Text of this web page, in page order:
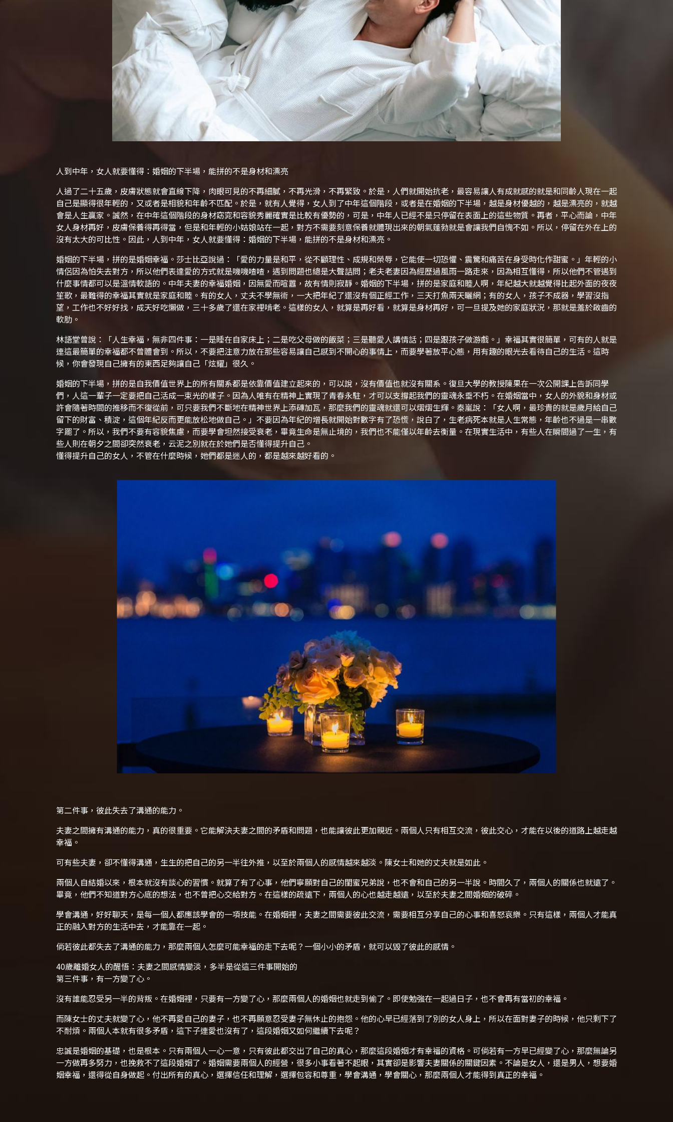
人到中年，女人就要懂得：婚姻的下半場，能拼的不是身材和漂亮
人過了二十五歲，皮膚狀態就會直線下降，肉眼可見的不再細膩，不再光滑，不再緊致。於是，人們就開始抗老，最容易讓人有成就感的就是和同齡人現在一起
自己是顯得很年輕的，又或者是相貌和年齡不匹配。於是，就有人覺得，女人到了中年這個階段，或者是在婚姻的下半場，越是身材優越的，越是漂亮的，就越
會是人生贏家。誠然，在中年這個階段的身材窈窕和容貌秀麗確實是比較有優勢的，可是，中年人已經不是只停留在表面上的這些物質。再者，平心而論，中年
女人身材再好，皮膚保養得再得當，但是和年輕的小姑娘站在一起，對方不需要刻意保養就體現出來的朝氣蓬勃就是會讓我們自愧不如。所以，停留在外在上的
沒有太大的可比性。因此，人到中年，女人就要懂得：婚姻的下半場，能拼的不是身材和漂亮。
婚姻的下半場，拼的是婚姻幸福。莎士比亞說過：「愛的力量是和平，從不顧理性、成規和榮辱，它能使一切恐懼、震驚和痛苦在身受時化作甜蜜。」年輕的小
情侶因為怕失去對方，所以他們表達愛的方式就是嘰嘰喳喳，遇到問題也總是大聲詰問；老夫老妻因為經歷過風雨一路走來，因為相互懂得，所以他們不管遇到
什麼事情都可以是溫情軟語的。中年夫妻的幸福婚姻，因無愛而喧囂，故有情則寂靜。 婚姻的下半場，拼的是家庭和睦人啊，年紀越大就越覺得比起外面的夜夜
笙歌，最難得的幸福其實就是家庭和睦。有的女人，丈夫不學無術，一大把年紀了還沒有個正經工作，三天打魚兩天曬網；有的女人，孩子不成器，學習沒指
望，工作也不好好找，成天好吃懶做，三十多歲了還在家裡啃老。這樣的女人，就算是再好看，就算是身材再好，可一旦提及她的家庭狀況，那就是羞於啟齒的
軟肋。
林語堂曾說：「人生幸福，無非四件事：一是睡在自家床上；二是吃父母做的飯菜；三是聽愛人講情話；四是跟孩子做游戲。」幸福其實很簡單，可有的人就是
連這最簡單的幸福都不曾體會到。所以，不要把注意力放在那些容易讓自己感到不開心的事情上，而要學著放平心態，用有趣的眼光去看待自己的生活。這時
候，你會發現自己擁有的東西足夠讓自己「炫耀」很久。
婚姻的下半場，拼的是自我價值世界上的所有關系都是依靠價值建立起來的，可以說，沒有價值也就沒有關系。復旦大學的教授陳果在一次公開課上告訴同學
們，人這一輩子一定要把自己活成一束光的樣子。因為人唯有在精神上實現了青春永駐，才可以支撐起我們的靈魂永垂不朽。在婚姻當中，女人的外貌和身材或
許會隨著時間的推移而不復從前，可只要我們不斷地在精神世界上添磚加瓦，那麼我們的靈魂就還可以熠熠生輝。秦嵐說：「女人啊，最珍貴的就是歲月給自己
留下的財富、積淀，這個年紀反而更能放松地做自己。」不要因為年紀的增長就開始對數字有了恐慌，說白了，生老病死本就是人生常態，年齡也不過是一串數
字罷了。所以，我們不要有容貌焦慮，而要學會坦然接受衰老，畢竟生命是無止境的，我們也不能僅以年齡去衡量。在現實生活中，有些人在瞬間過了一生，有
些人則在朝夕之間卻突然衰老，云泥之別就在於她們是否懂得提升自己。
懂得提升自己的女人，不管在什麼時候，她們都是迷人的，都是越來越好看的。
第二件事，彼此失去了溝通的能力。
夫妻之間擁有溝通的能力，真的很重要。它能解決夫妻之間的矛盾和問題，也能讓彼此更加親近。兩個人只有相互交流，彼此交心，才能在以後的道路上越走越
幸福。
可有些夫妻，卻不懂得溝通，生生的把自己的另一半往外推，以至於兩個人的感情越來越淡。陳女士和她的丈夫就是如此。
兩個人自結婚以來，根本就沒有談心的習慣。就算了有了心事，他們寧願對自己的閨蜜兄弟說，也不會和自己的另一半說。時間久了，兩個人的關係也就遠了。
畢竟，他們不知道對方心底的想法，也不曾把心交給對方。在這樣的疏遠下，兩個人的心也越走越遠，以至於夫妻之間婚姻的破碎。
學會溝通，好好聊天，是每一個人都應該學會的一項技能。在婚姻裡，夫妻之間需要彼此交流，需要相互分享自己的心事和喜怒哀樂。只有這樣，兩個人才能真
正的融入對方的生活中去，才能靠在一起。
倘若彼此都失去了溝通的能力，那麼兩個人怎麼可能幸福的走下去呢？一個小小的矛盾，就可以毀了彼此的感情。
40歲離婚女人的醒悟：夫妻之間感情變淡，多半是從這三件事開始的
第三件事，有一方變了心。
沒有誰能忍受另一半的背叛。在婚姻裡，只要有一方變了心，那麼兩個人的婚姻也就走到偷了。即使勉強在一起過日子，也不會再有當初的幸福。
而陳女士的丈夫就變了心，他不再愛自己的妻子，也不再願意忍受妻子無休止的抱怨。他的心早已經落到了別的女人身上，所以在面對妻子的時候，他只剩下了
不耐煩。兩個人本就有很多矛盾，這下子連愛也沒有了，這段婚姻又如何繼續下去呢？
忠誠是婚姻的基礎，也是根本。只有兩個人一心一意，只有彼此都交出了自己的真心，那麼這段婚姻才有幸福的資格。可倘若有一方早已經變了心，那麼無論另
一方做再多努力，也挽救不了這段婚姻了。 婚姻需要兩個人的經營，很多小事看著不起眼，其實卻是影響夫妻關係的關鍵因素。不論是女人，還是男人，想要婚
姻幸福，還得從自身做起。付出所有的真心，選擇信任和理解，選擇包容和尊重，學會溝通，學會關心，那麼兩個人才能得到真正的幸福。